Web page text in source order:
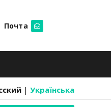
Почта
| Українська